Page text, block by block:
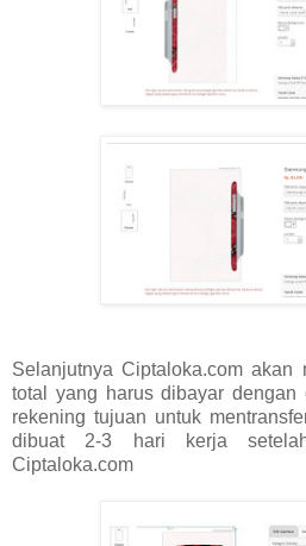
Selanjutnya Ciptaloka.com akan
total yang harus dibayar dengan
rekening tujuan untuk
dibuat 2-3 hari kerja
Ciptaloka.com